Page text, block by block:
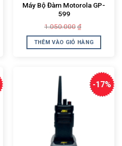
Máy Bộ Đàm Motorola GP-
599
1.050.000 ₫
là:
1.050.000₫.
tại
là:
THÊM VÀO GIỎ HÀNG
-17%